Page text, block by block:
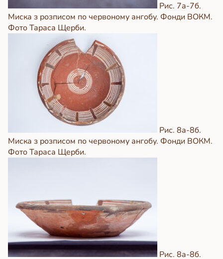
Рис. 7а-7б.
Миска з розписом по червоному ангобу. Фонди ВОКМ.
Фото Тараса Щерби.
Рис. 8а-8б.
Миска з розписом по червоному ангобу. Фонди ВОКМ.
Фото Тараса Щерби.
Рис. 8а-8б.